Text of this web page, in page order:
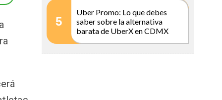
5
Uber Promo: Lo que debes
saber sobre la alternativa
barata de UberX en CDMX